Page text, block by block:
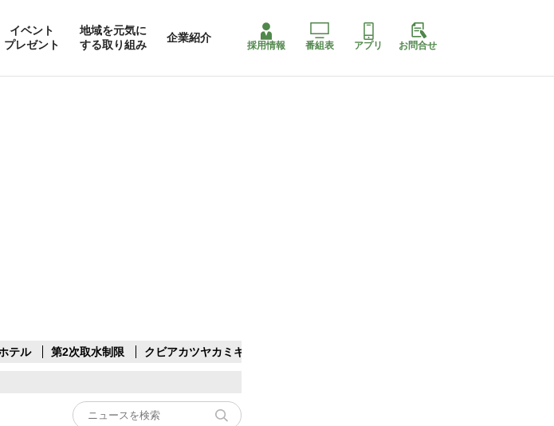
イベント
プレゼント
地域を元気に
する取り組み
企業紹介
採用情報 番組表 アプリ お問合せ
テル 第2次取水制限 クビアカツヤカミキリ